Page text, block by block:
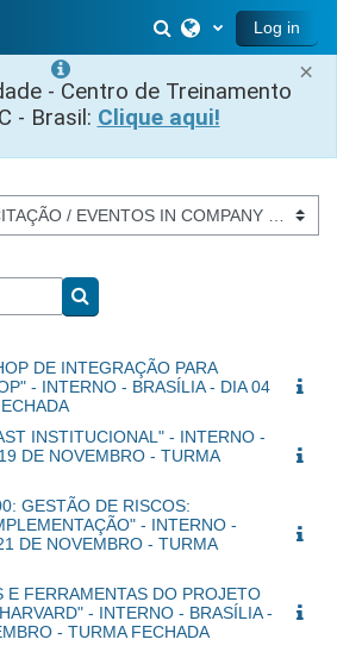
×
- Centro de Treinamento
- Brasil: Clique aqui!
Toggle search
Log in
Search courses
DE INTEGRAÇÃO PARA
- INTERNO - BRASÍLIA - DIA 04
INSTITUCIONAL" - INTERNO -
DE NOVEMBRO - TURMA
GESTÃO DE RISCOS:
- INTERNO -
DE NOVEMBRO - TURMA
E FERRAMENTAS DO PROJETO
- INTERNO - BRASÍLIA -
- TURMA FECHADA